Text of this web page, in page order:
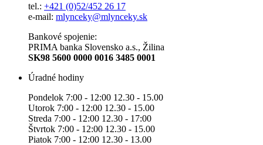
tel.: +421 (0)52/452 26 17
e-mail: mlynceky@mlynceky.sk
Bankové spojenie:
PRIMA banka Slovensko a.s., Žilina
SK98 5600 0000 0016 3485 0001
Úradné hodiny
Pondelok 7:00 - 12:00 12.30 - 15.00
Utorok 7:00 - 12:00 12.30 - 15.00
Streda 7:00 - 12:00 12.30 - 17:00
Štvrtok 7:00 - 12:00 12.30 - 15.00
Piatok 7:00 - 12:00 12.30 - 13.00